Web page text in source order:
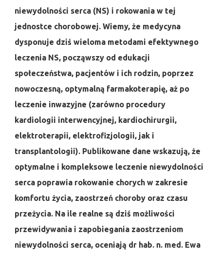
niewydolności serca (NS) i rokowania w tej
jednostce chorobowej. Wiemy, że medycyna
dysponuje dziś wieloma metodami efektywnego
leczenia NS, począwszy od edukacji
społeczeństwa, pacjentów i ich rodzin, poprzez
nowoczesną, optymalną farmakoterapię, aż po
leczenie inwazyjne (zarówno procedury
kardiologii interwencyjnej, kardiochirurgii,
elektroterapii, elektrofizjologii, jak i
transplantologii). Publikowane dane wskazują, że
optymalne i kompleksowe leczenie niewydolności
serca poprawia rokowanie chorych w zakresie
komfortu życia, zaostrzeń choroby oraz czasu
przeżycia. Na ile realne są dziś możliwości
przewidywania i zapobiegania zaostrzeniom
niewydolności serca, oceniają dr hab. n. med. Ewa